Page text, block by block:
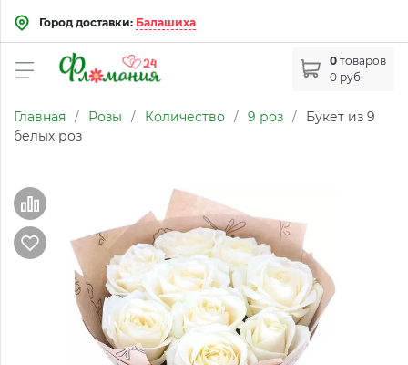
Город доставки: Балашиха
0 товаров
0 руб.
Главная / Розы / Количество / 9 роз /
Букет из 9
белых роз